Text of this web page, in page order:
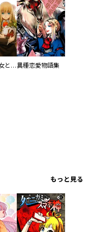
しかばね少女と描かない画家異種恋愛物語集
もっと見る